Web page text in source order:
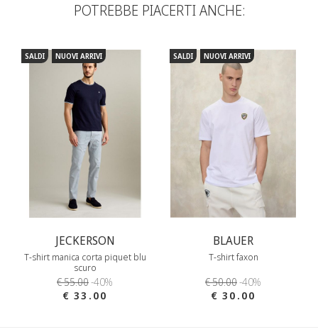
POTREBBE PIACERTI ANCHE:
SALDI NUOVI ARRIVI
JECKERSON
T-shirt manica corta piquet blu
scuro
€ 55.00-40%
€ 33.00
SALDI NUOVI ARRIVI
BLAUER
T-shirt faxon
€ 50.00-40%
€ 30.00